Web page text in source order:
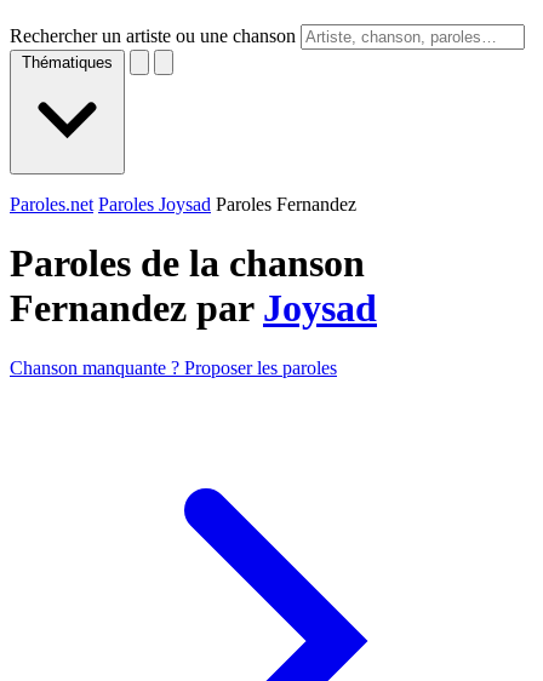
Rechercher un artiste ou une chanson
Thématiques
Paroles.net Paroles Joysad Paroles Fernandez
Paroles de la chanson
Fernandez par Joysad
Chanson manquante ? Proposer les paroles